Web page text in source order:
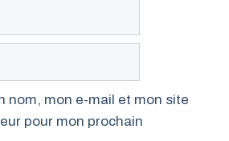
nom, mon e-mail et mon site
pour mon prochain